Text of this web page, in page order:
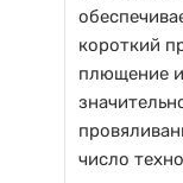
короткий
плющение
число